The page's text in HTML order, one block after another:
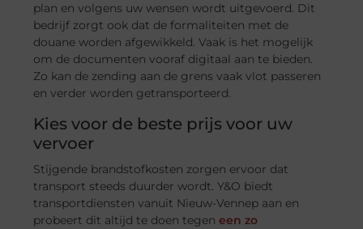
plan en volgens uw wensen wordt uitgevoerd. Dit
bedrijf zorgt ook dat de formaliteiten met de
douane worden afgewikkeld. Vaak is het mogelijk
om de documenten vooraf digitaal aan te bieden.
Zo kan de zending aan de grens vaak vlot passeren
en verder worden getransporteerd.
Kies voor de beste prijs voor uw
vervoer
Stijgende brandstofkosten zorgen ervoor dat
transport steeds duurder wordt. Y&O biedt
transportdiensten vanuit Nieuw-Vennep aan en
probeert dit altijd te doen tegeneen zo